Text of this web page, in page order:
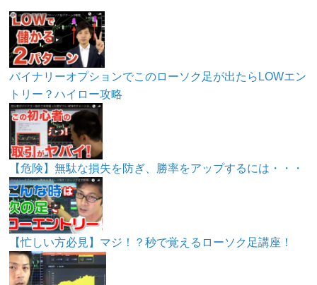
バイナリーオプションでこのローソク足が出たらLOWエン
トリー？ハイロー攻略
【危険】無駄な損失を防ぎ、勝率をアップするには・・・
【忙しい方必見】マジ！？秒で覚えるローソク足講座！